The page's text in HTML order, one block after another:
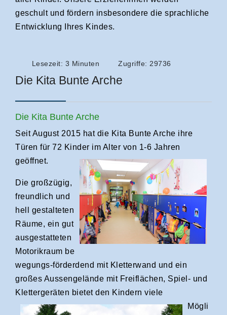
geschult und fördern insbesondere die sprachliche
Entwicklung Ihres Kindes.
Lesezeit: 3 Minuten Zugriffe: 29736
Die Kita Bunte Arche
Die Kita Bunte Arche
Seit August 2015 hat die Kita Bunte Arche ihre
Türen für 72 Kinder im Alter von 1-6 Jahren
geöffnet.
Die großzügig,
freundlich und
hell gestalteten
Räume, ein gut
ausgestatteten
Motorikraum be
wegungs-förderdend mit Kletterwand und ein
großes Aussengelände mit Freiflächen, Spiel- und
Klettergeräten bietet den Kindern viele
Mögli